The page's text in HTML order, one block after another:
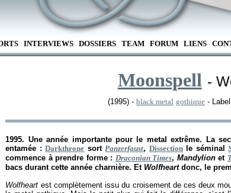
INTERVIEWS DOSSIERS TEAM FORUM LIENS
Moonspell -
(1995) -black metal gothique -
1995. Une année importante pour le metal extrême. La
entamée :Darkthrone sortPanzerfaust, Dissectionle séminal
commence à prendre forme : Draconian Times, Mandylionet
bacs durant cette année charnière. Et Wolfheartdonc, le
Wolfheart est complètement issu du croisement de ces deux